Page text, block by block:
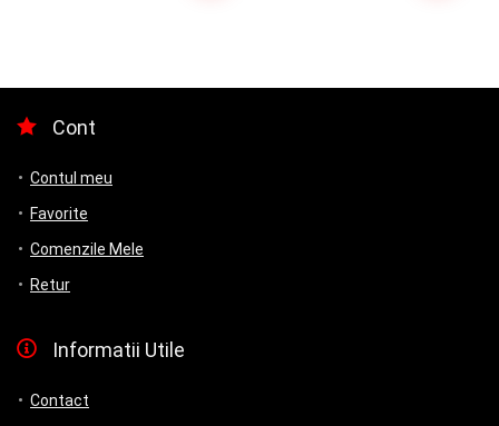
Cont
Contul meu
Favorite
Comenzile Mele
Retur
Informatii Utile
Contact